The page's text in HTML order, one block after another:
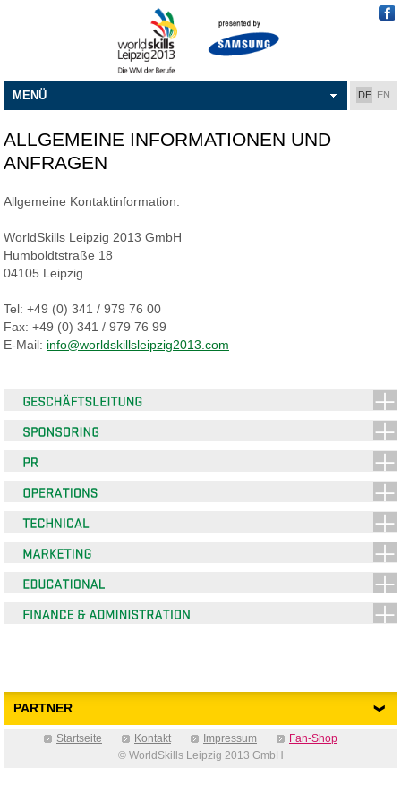
DE EN
MENÜ
ALLGEMEINE INFORMATIONEN UND
ANFRAGEN
Allgemeine Kontaktinformation:
WorldSkills Leipzig 2013 GmbH
Humboldtstraße 18
04105 Leipzig
Tel: +49 (0) 341 / 979 76 00
Fax: +49 (0) 341 / 979 76 99
E-Mail: info@worldskillsleipzig2013.com
PARTNER
Startseite Kontakt Impressum
Fan-Shop
© WorldSkills Leipzig 2013 GmbH